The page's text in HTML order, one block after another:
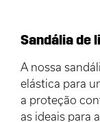
Sandália de
A nossa
elástica para
a proteção
as ideais para